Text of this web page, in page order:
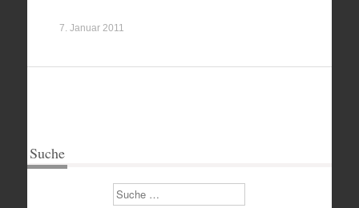
7. Januar 2011
Suche
Suchen